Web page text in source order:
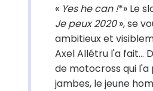
« Yes he can !*» Le
Je peux 2020», se
ambitieux et
Axel Allétru l'a fait…
de motocross qui l'a
jambes, le jeune